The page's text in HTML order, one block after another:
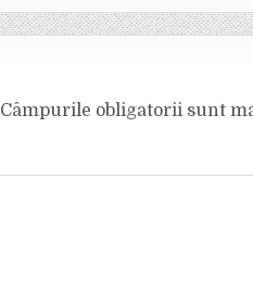
Câmpurile obligatorii sunt